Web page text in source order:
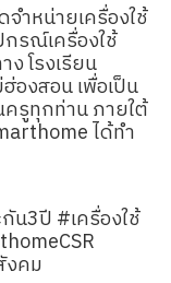
ำหน่ายเครื่องใช้
รณ์เครื่องใช้
โรงเรียน
องสอน เพื่อเป็น
รูทุกท่าน ภายใต้
ได้ทำ
3ปี #เครื่องใช้
งคม